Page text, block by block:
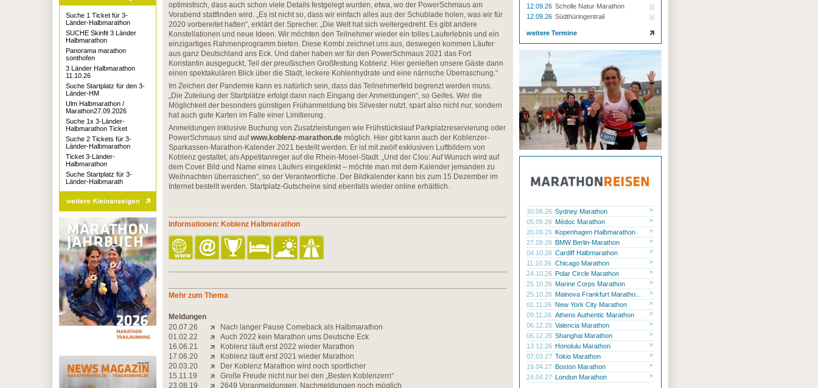
optimistisch, dass auch schon viele Details festgelegt wurden, etwa, wo der PowerSchmaus am
Vorabend stattfinden wird. „Es ist nicht so, dass wir einfach alles aus der Schublade holen, was wir für
2020 vorbereitet hatten“, erklärt der Sprecher. „Die Welt hat sich weitergedreht. Es gibt andere
Konstellationen und neue Ideen. Wir möchten den Teilnehmer wieder ein tolles Lauferlebnis und ein
einzigartiges Rahmenprogramm bieten. Diese Kombi zeichnet uns aus, deswegen kommen Läufer
aus ganz Deutschland ans Eck. Und daher haben wir für den PowerSchmaus 2021 das Fort
Konstantin ausgeguckt, Teil der preußischen Großfestung Koblenz. Hier genießen unsere Gäste dann
einen spektakulären Blick über die Stadt, leckere Kohlenhydrate und eine närrische Überraschung.“
Im Zeichen der Pandemie kann es natürlich sein, dass das Teilnehmerfeld begrenzt werden muss.
„Die Zuteilung der Startplätze erfolgt dann nach Eingang der Anmeldungen“, so Geifes. Wer die
Möglichkeit der besonders günstigen Frühanmeldung bis Silvester nutzt, spart also nicht nur, sondern
hat auch gute Karten im Falle einer Limitierung.
Anmeldungen inklusive Buchung von Zusatzleistungen wie Frühstückslauf Parkplatzreservierung oder
PowerSchmaus sind aufwww.koblenz-marathon.de möglich. Hier gibt kann auch der Koblenzer-
Sparkassen-Marathon-Kalender 2021 bestellt werden. Er ist mit zwölf exklusiven Luftbildern von
Koblenz gestaltet, als Appetitanreger auf die Rhein-Mosel-Stadt. „Und der Clou: Auf Wunsch wird auf
dem Cover Bild und Name eines Läufers eingeklinkt – möchte man mit dem Kalender jemanden zu
Weihnachten überraschen“, so der Verantwortliche. Der Bildkalender kann bis zum 15 Dezember im
Internet bestellt werden. Startplatz-Gutscheine sind ebenfalls wieder online erhältlich.
Informationen: Koblenz Halbmarathon
Mehr zum Thema
Meldungen
20.07.26
Nach langer Pause Comeback als Halbmarathon
01.02.22
Auch 2022 kein Marathon ums Deutsche Eck
16.06.21
Koblenz läuft erst 2022 wieder Marathon
17.06.20
Koblenz läuft erst 2021 wieder Marathon
20.03.20
Der Koblenz Marathon wird noch sportlicher
15.11.19
Große Freude nicht nur bei den „Besten Koblenzern“
23.08.19
2649 Voranmeldungen, Nachmeldungen noch möglich
12.09.26 Scholle Natur Marathon
12.09.26 Südthüringentrail
weitere Termine
30.08.26 Sydney Marathon
05.09.26 Médoc Marathon
20.09.26 Kopenhagen Halbmarathon
27.09.26 BMW Berlin-Marathon
04.10.26 Cardiff Halbmarathon
11.10.26 Chicago Marathon
24.10.26 Polar Circle Marathon
25.10.26 Marine Corps Marathon
25.10.26 Mainova Frankfurt Maratho...
01.11.26 New York City Marathon
09.11.26 Athens Authentic Marathon
06.12.26 Valencia Marathon
06.12.26 Shanghai Marathon
13.12.26 Honolulu Marathon
07.03.27 Tokio Marathon
19.04.27 Boston Marathon
24.04.27 London Marathon
Suche 1 Ticket für 3-
Länder-Halbmarathon
SUCHE Skinfit 3 Länder
Halbmarathon
Panorama marathon
sonthofen
3 Länder Halbmarathon
11.10.26
Suche Startplatz für den 3-
Länder-HM
Ulm Halbmarathon /
Marathon27.09.2026
Suche 1x 3-Länder-
Halbmarathon Ticket
Suche 2 Tickets für 3-
Länder-Halbmarathon
Ticket 3-Länder-
Halbmarathon
Suche Startplatz für 3-
Länder-Halbmarath